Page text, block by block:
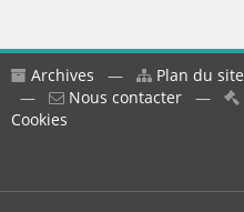
Archives — Plan du site
—
Nous contacter —
Cookies